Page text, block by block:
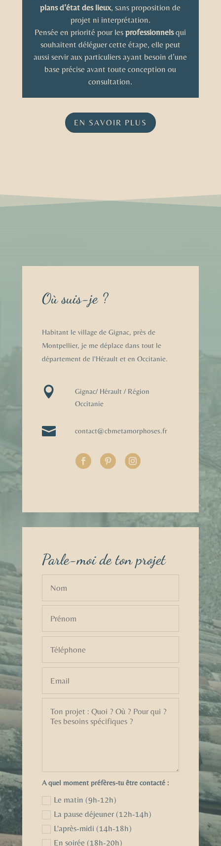
plans d’état des lieux, sans proposition de
projet ni interprétation.
Pensée en priorité pour lesprofessionnelsqui
souhaitent déléguer cette étape, elle peut
aussi servir aux particuliers ayant besoin d’une
base précise avant toute conception ou
consultation.
EN SAVOIR PLUS
Où suis-je ?
Habitant le village de Gignac, près de
Montpellier, je me déplace dans tout le
département de l'Hérault et en Occitanie.

Gignac/ Hérault / Région
Occitanie
 contact@cbmetamorphoses.fr
Parle-moi de ton projet
A quel moment préfères-tu être contacté :
Le matin (9h-12h)
La pause déjeuner (12h-14h)
L'après-midi (14h-18h)
En soirée (18h-20h)